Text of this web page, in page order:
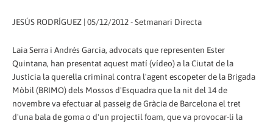
JESÚS RODRÍGUEZ | 05/12/2012 - Setmanari Directa
Laia Serra i Andrés Garcia, advocats que representen Ester
Quintana, han presentat aquest matí (vídeo) a la Ciutat de la
Justícia la querella criminal contra l'agent escopeter de la Brigada
Mòbil (BRIMO) dels Mossos d'Esquadra que la nit del 14 de
novembre va efectuar al passeig de Gràcia de Barcelona el tret
d'una bala de goma o d'un projectil foam, que va provocar-li la